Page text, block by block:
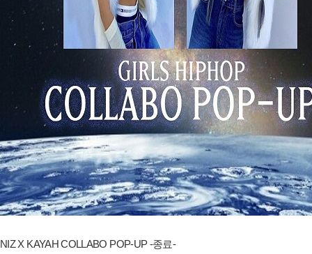
NIZ X KAYAH COLLABO POP-UP -종료-